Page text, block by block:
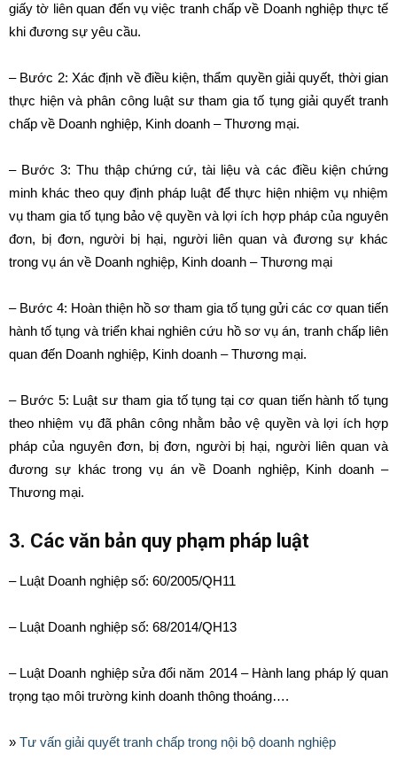
giấy tờ liên quan đến vụ việc tranh chấp về Doanh nghiệp thực tế
khi đương sự yêu cầu.
– Bước 2: Xác định về điều kiện, thẩm quyền giải quyết, thời gian
thực hiện và phân công luật sư tham gia tố tụng giải quyết tranh
chấp về Doanh nghiệp, Kinh doanh – Thương mại.
– Bước 3: Thu thập chứng cứ, tài liệu và các điều kiện chứng
minh khác theo quy định pháp luật để thực hiện nhiệm vụ nhiệm
vụ tham gia tố tụng bảo vệ quyền và lợi ích hợp pháp của nguyên
đơn, bị đơn, người bị hại, người liên quan và đương sự khác
trong vụ án về Doanh nghiệp, Kinh doanh – Thương mại
– Bước 4: Hoàn thiện hồ sơ tham gia tố tụng gửi các cơ quan tiến
hành tố tụng và triển khai nghiên cứu hồ sơ vụ án, tranh chấp liên
quan đến Doanh nghiệp, Kinh doanh – Thương mại.
– Bước 5: Luật sư tham gia tố tụng tại cơ quan tiến hành tố tụng
theo nhiệm vụ đã phân công nhằm bảo vệ quyền và lợi ích hợp
pháp của nguyên đơn, bị đơn, người bị hại, người liên quan và
đương sự khác trong vụ án về Doanh nghiệp, Kinh doanh –
Thương mại.
3. Các văn bản quy phạm pháp luật
– Luật Doanh nghiệp số: 60/2005/QH11
– Luật Doanh nghiệp số: 68/2014/QH13
– Luật Doanh nghiệp sửa đổi năm 2014 – Hành lang pháp lý quan
trọng tạo môi trường kinh doanh thông thoáng….
» Tư vấn giải quyết tranh chấp trong nội bộ doanh nghiệp